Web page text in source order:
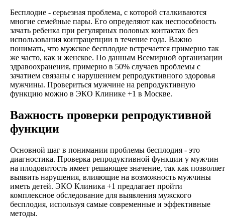
Бесплодие - серьезная проблема, с которой сталкиваются
многие семейные пары. Его определяют как неспособность
зачать ребенка при регулярных половых контактах без
использования контрацепции в течение года. Важно
понимать, что мужское бесплодие встречается примерно так
же часто, как и женское. По данным Всемирной организации
здравоохранения, примерно в 50% случаев проблемы с
зачатием связаны с нарушением репродуктивного здоровья
мужчины. Провериться мужчине на репродуктивную
функцию можно в ЭКО Клинике +1 в Москве.
Важность проверки репродуктивной
функции
Основной шаг в понимании проблемы бесплодия - это
диагностика. Проверка репродуктивной функции у мужчин
на плодовитость имеет решающее значение, так как позволяет
выявить нарушения, влияющие на возможность мужчины
иметь детей. ЭКО Клиника +1 предлагает пройти
комплексное обследование для выявления мужского
бесплодия, используя самые современные и эффективные
методы.